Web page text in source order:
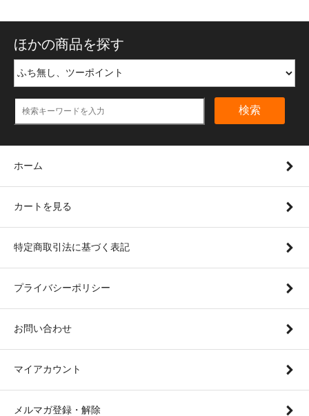
ほかの商品を探す
検索
ホーム
カートを見る
特定商取引法に基づく表記
プライバシーポリシー
お問い合わせ
マイアカウント
メルマガ登録・解除